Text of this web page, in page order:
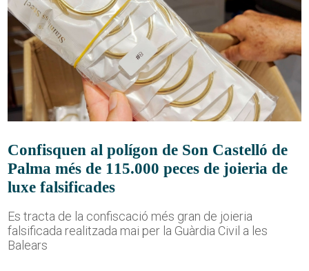
Confisquen al polígon de Son Castelló de
Palma més de 115.000 peces de joieria de
luxe falsificades
Es tracta de la confiscació més gran de joieria
falsificada realitzada mai per la Guàrdia Civil a les
Balears